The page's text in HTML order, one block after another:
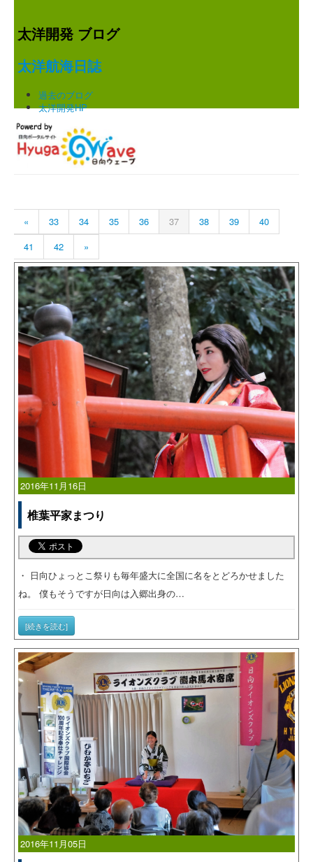
太洋開発 ブログ
太洋航海日誌
過去のブログ
太洋開発HP
« 33 34 35 36 37 38 39
40
41
42 »
2016年11月16日
椎葉平家まつり
・ 日向ひょっとこ祭りも毎年盛大に全国に名をとどろかせました
ね。 僕もそうですが日向は入郷出身の…
[続きを読む]
2016年11月05日